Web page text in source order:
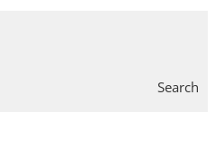
Search